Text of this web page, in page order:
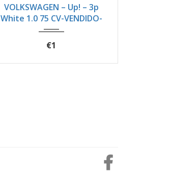
VOLKSWAGEN – Up! – 3p
White 1.0 75 CV-VENDIDO-
€1